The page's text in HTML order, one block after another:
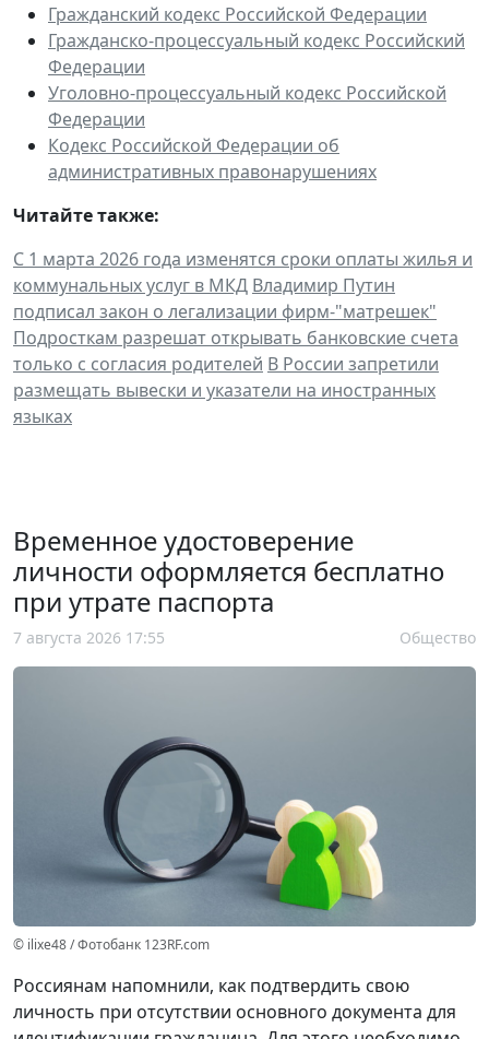
Гражданский кодекс Российской Федерации
Гражданско-процессуальный кодекс Российский
Федерации
Уголовно-процессуальный кодекс Российской
Федерации
Кодекс Российской Федерации об
административных правонарушениях
Читайте также:
С 1 марта 2026 года изменятся сроки оплаты жилья и
коммунальных услуг в МКД Владимир Путин
подписал закон о легализации фирм-"матрешек"
Подросткам разрешат открывать банковские счета
только с согласия родителей В России запретили
размещать вывески и указатели на иностранных
языках
Временное удостоверение
личности оформляется бесплатно
при утрате паспорта
7 августа 2026 17:55 Общество
© ilixe48 / Фотобанк 123RF.com
Россиянам напомнили, как подтвердить свою
личность при отсутствии основного документа для